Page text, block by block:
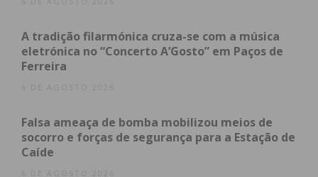
de capital, o que corresponde a uma média de 2.255
euros de investimento por habitante, evidenciando
No indicador de EBITDA (capacidade de gerar
resultados antes de juros, impostos e
amortizações), Penafiel ocupa a 34.ª posição
A tradição filarmónica cruza-se com a música
eletrónica no “Concerto A’Gosto” em Paços de
Ferreira
6 DE AGOSTO 2026
Falsa ameaça de bomba mobilizou meios de
socorro e forças de segurança para a Estação de
Caíde
6 DE AGOSTO 2026